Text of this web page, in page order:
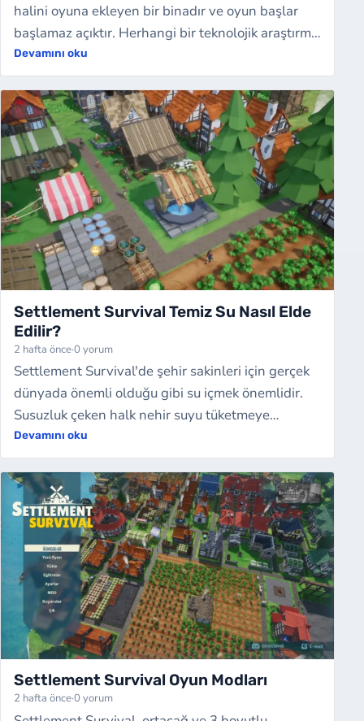
halini oyuna ekleyen bir binadır ve oyun başlar
başlamaz açıktır. Herhangi bir teknolojik araştırma
yapmanıza gerek yoktur. Burad…
Devamını oku
Settlement Survival Temiz Su Nasıl Elde
Edilir?
2 hafta önce·0 yorum
Settlement Survival'de şehir sakinleri için gerçek
dünyada önemli olduğu gibi su içmek önemlidir.
Susuzluk çeken halk nehir suyu tüketmeye
dolayısıyla hastalıklara açık hale gelir…
Devamını oku
Settlement Survival Oyun Modları
2 hafta önce·0 yorum